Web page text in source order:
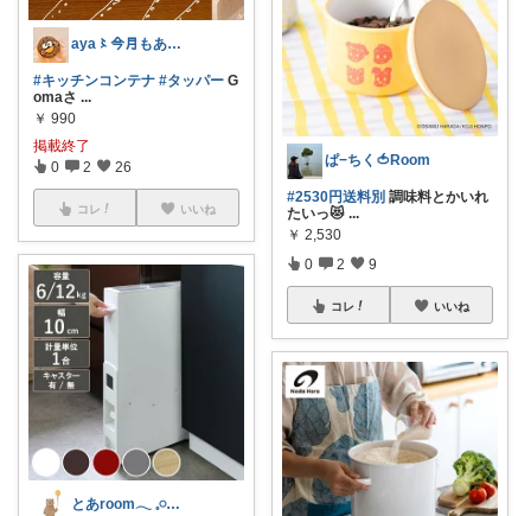
aya〻今月もありがとうございます𖧷
#キッチンコンテナ #タッパー G
omaさ ...
￥ 990
掲載終了
0 2 26
コレ いいね
とあroom𓂃 𓈒𓏸心地よい衣食住
ぱ−ちく🍅Room
#2530円送料別 調味料とかいれ
たいっ😻 ...
￥ 2,530
0 2 9
コレ いいね